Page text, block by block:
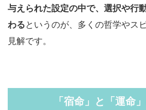
与えられた設定の中で、選択や行
わる というのが、多くの哲学やス
見解です。
「宿命」と「運命